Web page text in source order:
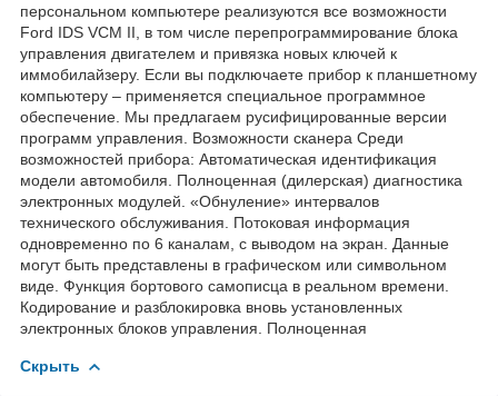
персональном компьютере реализуются все возможности
Ford IDS VCM II, в том числе перепрограммирование блока
управления двигателем и привязка новых ключей к
иммобилайзеру. Если вы подключаете прибор к планшетному
компьютеру – применяется специальное программное
обеспечение. Мы предлагаем русифицированные версии
программ управления. Возможности сканера Среди
возможностей прибора: Автоматическая идентификация
модели автомобиля. Полноценная (дилерская) диагностика
электронных модулей. «Обнуление» интервалов
технического обслуживания. Потоковая информация
одновременно по 6 каналам, с выводом на экран. Данные
могут быть представлены в графическом или символьном
виде. Функция бортового самописца в реальном времени.
Кодирование и разблокировка вновь установленных
электронных блоков управления. Полноценная
Скрыть